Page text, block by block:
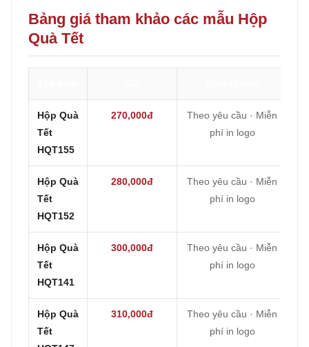
Bảng giá tham khảo các mẫu Hộp
Quà Tết
Hộp Quà
Tết
HQT155
270,000đ
Theo yêu cầu · Miễn
phí in logo
Hộp Quà
Tết
HQT152
280,000đ
Theo yêu cầu · Miễn
phí in logo
Hộp Quà
Tết
HQT141
300,000đ
Theo yêu cầu · Miễn
phí in logo
Hộp Quà
Tết
310,000đ
Theo yêu cầu · Miễn
phí in logo